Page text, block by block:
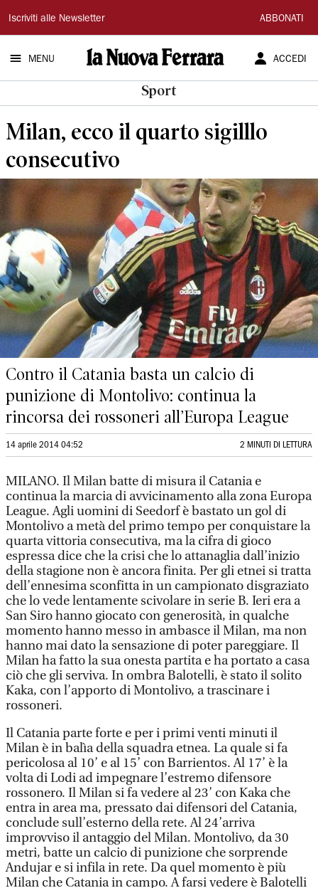
La
Nuova
Ferrara
Iscriviti alle Newsletter ABBONATI
MENU ACCEDI
Sport
Milan, ecco il quarto sigilllo
consecutivo
Contro il Catania basta un calcio di
punizione di Montolivo: continua la
rincorsa dei rossoneri all’Europa League
14 aprile 2014 04:52 2 MINUTI DI LETTURA
MILANO. Il Milan batte di misura il Catania e
continua la marcia di avvicinamento alla zona Europa
League. Agli uomini di Seedorf è bastato un gol di
Montolivo a metà del primo tempo per conquistare la
quarta vittoria consecutiva, ma la cifra di gioco
espressa dice che la crisi che lo attanaglia dall’inizio
della stagione non è ancora finita. Per gli etnei si tratta
dell’ennesima sconfitta in un campionato disgraziato
che lo vede lentamente scivolare in serie B. Ieri era a
San Siro hanno giocato con generosità, in qualche
momento hanno messo in ambasce il Milan, ma non
hanno mai dato la sensazione di poter pareggiare. Il
Milan ha fatto la sua onesta partita e ha portato a casa
ciò che gli serviva. In ombra Balotelli, è stato il solito
Kaka, con l’apporto di Montolivo, a trascinare i
rossoneri.
Il Catania parte forte e per i primi venti minuti il
Milan è in balìa della squadra etnea. La quale si fa
pericolosa al 10’ e al 15’ con Barrientos. Al 17’ è la
volta di Lodi ad impegnare l’estremo difensore
rossonero. Il Milan si fa vedere al 23’ con Kaka che
entra in area ma, pressato dai difensori del Catania,
conclude sull’esterno della rete. Al 24’arriva
improvviso il antaggio del Milan. Montolivo, da 30
metri, batte un calcio di punizione che sorprende
Andujar e si infila in rete. Da quel momento è più
Milan che Catania in campo. A farsi vedere è Balotelli